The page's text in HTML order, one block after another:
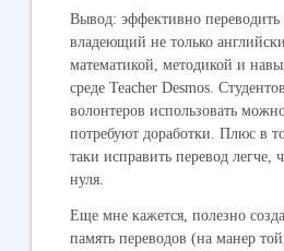
Вывод: эффективно переводить
владеющий не только
математикой, методикой и
среде Teacher Desmos.
волонтеров использовать
потребуют доработки. Плюс в
таки исправить перевод легче,
нуля.
Еще мне кажется, полезно
память переводов (на манер